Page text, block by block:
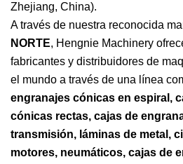
Zhejiang, China).
A través de nuestra reconocida
NORTE, Hengnie Machinery
fabricantes y distribuidores de
el mundo a través de una línea
engranajes cónicas en espiral,
cónicas rectas, cajas de
transmisión, láminas de metal,
motores, neumáticos, cajas de